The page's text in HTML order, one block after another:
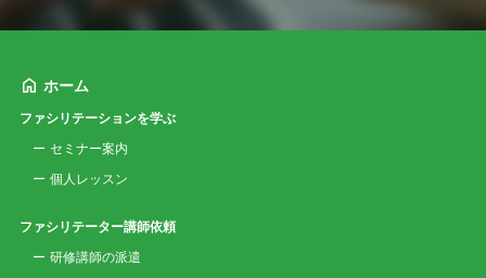
ホーム
ファシリテーションを学ぶ
セミナー案内
個人レッスン
ファシリテーター講師依頼
研修講師の派遣